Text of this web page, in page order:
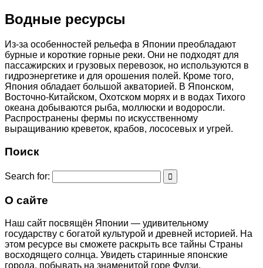
Водные ресурсы
Из-за особенностей рельефа в Японии преобладают
бурные и короткие горные реки. Они не подходят для
пассажирских и грузовых перевозок, но используются в
гидроэнергетике и для орошения полей. Кроме того,
Япония обладает большой акваторией. В Японском,
Восточно-Китайском, Охотском морях и в водах Тихого
океана добываются рыба, моллюски и водоросли.
Распространены фермы по искусственному
выращиванию креветок, крабов, лососевых и угрей.
Поиск
Search for:
О сайте
Наш сайт посвящён Японии — удивительному
государству с богатой культурой и древней историей. На
этом ресурсе вы сможете раскрыть все тайны Страны
восходящего солнца. Увидеть старинные японские
города, побывать на знаменитой горе Фудзи,